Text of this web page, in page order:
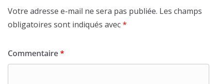
Votre adresse e-mail ne sera pas publiée. Les champs
obligatoires sont indiqués avec*
Commentaire*